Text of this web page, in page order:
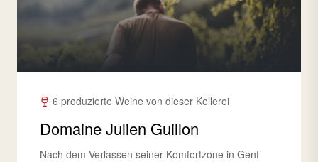
6 produzierte Weine von dieser Kellerei
Domaine Julien Guillon
Nach dem Verlassen seiner Komfortzone in Genf